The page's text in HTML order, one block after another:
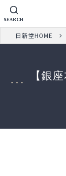
SEARCH
日新堂HOME
【銀